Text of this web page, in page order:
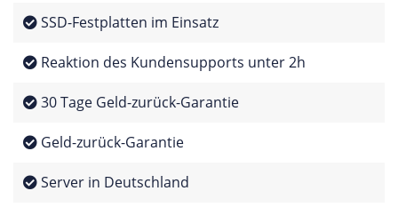
SSD-Festplatten im Einsatz
Reaktion des Kundensupports unter 2h
30 Tage Geld-zurück-Garantie
Geld-zurück-Garantie
Server in Deutschland